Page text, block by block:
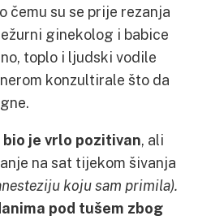
čemu su se prije rezanja
ginekolog i babice
toplo i ljudski vodile
konzultirale što da
je vrlo pozitivan, ali
na sat tijekom šivanja
koju sam primila).
pod tušem zbog